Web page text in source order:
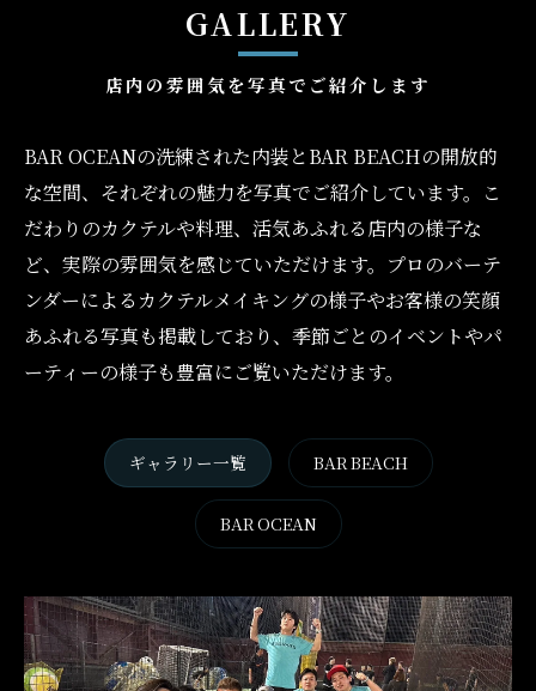
GALLERY
店内の雰囲気を写真でご紹介します
BAR OCEANの洗練された内装とBAR BEACHの開放的
な空間、それぞれの魅力を写真でご紹介しています。こ
だわりのカクテルや料理、活気あふれる店内の様子な
ど、実際の雰囲気を感じていただけます。プロのバーテ
ンダーによるカクテルメイキングの様子やお客様の笑顔
あふれる写真も掲載しており、季節ごとのイベントやパ
ーティーの様子も豊富にご覧いただけます。
ギャラリー一覧 BAR BEACH
BAR OCEAN